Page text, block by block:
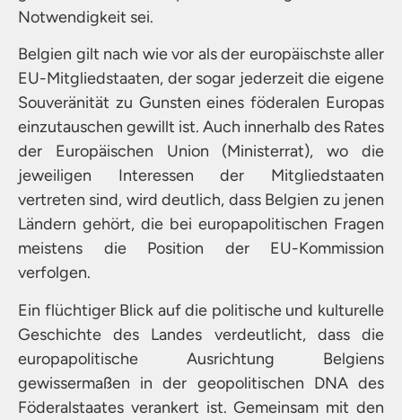
Notwendigkeit sei.
Belgien gilt nach wie vor als der europäischste aller
EU-Mitgliedstaaten, der sogar jederzeit die eigene
Souveränität zu Gunsten eines föderalen Europas
einzutauschen gewillt ist. Auch innerhalb des Rates
der Europäischen Union (Ministerrat), wo die
jeweiligen Interessen der Mitgliedstaaten
vertreten sind, wird deutlich, dass Belgien zu jenen
Ländern gehört, die bei europapolitischen Fragen
meistens die Position der EU-Kommission
verfolgen.
Ein flüchtiger Blick auf die politische und kulturelle
Geschichte des Landes verdeutlicht, dass die
europapolitische Ausrichtung Belgiens
gewissermaßen in der geopolitischen DNA des
Föderalstaates verankert ist. Gemeinsam mit den